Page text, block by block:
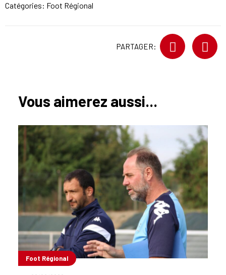
Catégories: Foot Régional
PARTAGER:
Vous aimerez aussi...
Foot Régional